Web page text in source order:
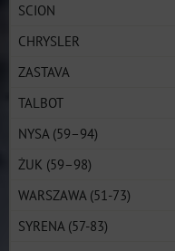
SCION
CHRYSLER
ZASTAVA
TALBOT
NYSA (59–94)
ŻUK (59–98)
WARSZAWA (51-73)
SYRENA (57-83)